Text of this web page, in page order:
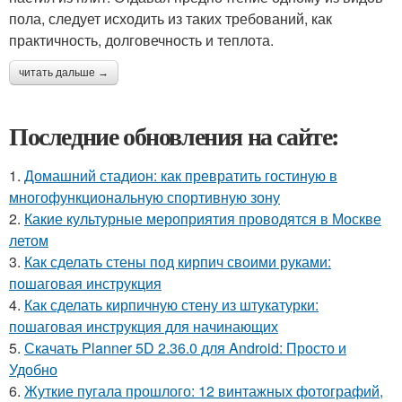
пола, следует исходить из таких требований, как
практичность, долговечность и теплота.
читать дальше →
Последние обновления на сайте:
1. Домашний стадион: как превратить гостиную в
многофункциональную спортивную зону
2. Какие культурные мероприятия проводятся в Москве
летом
3. Как сделать стены под кирпич своими руками:
пошаговая инструкция
4. Как сделать кирпичную стену из штукатурки:
пошаговая инструкция для начинающих
5. Скачать Planner 5D 2.36.0 для Android: Просто и
Удобно
6. Жуткие пугала прошлого: 12 винтажных фотографий,